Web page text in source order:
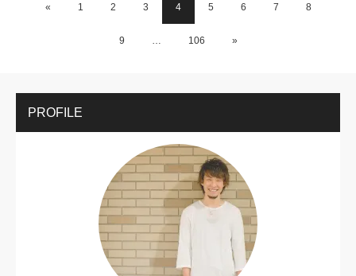
« 1 2 3 4 5 6 7 8
9 … 106 »
PROFILE